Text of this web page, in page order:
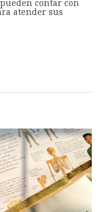
contar con
atender sus